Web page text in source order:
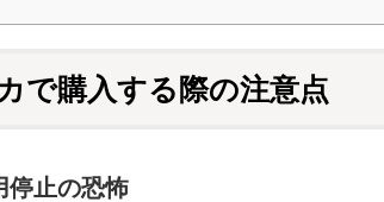
で購入する際の注意点
停止の恐怖